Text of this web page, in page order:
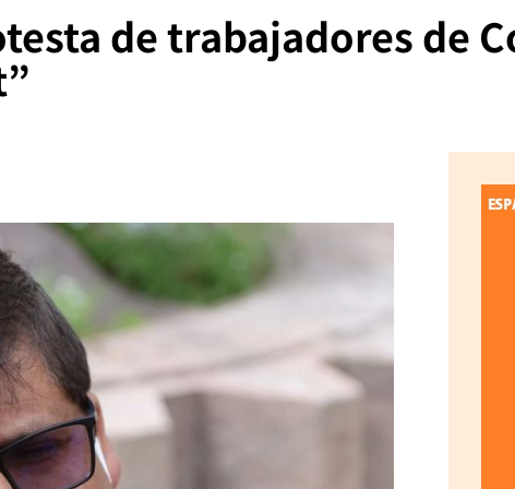
de trabajadores de